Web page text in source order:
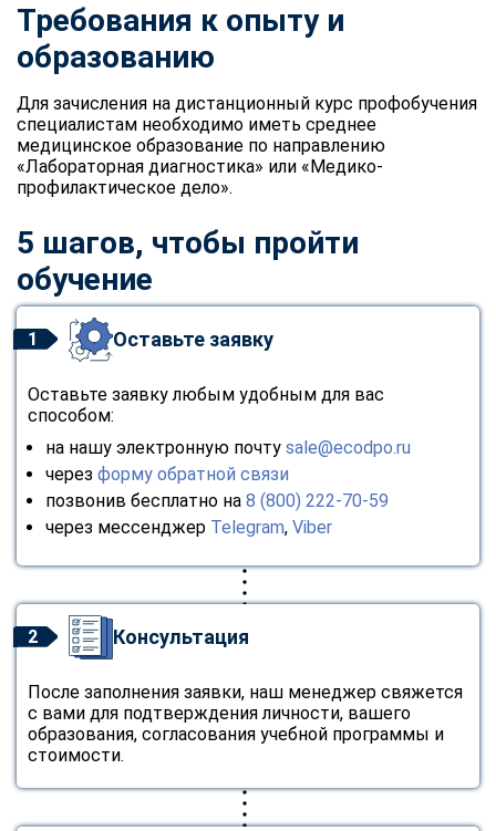
Требования к опыту и
образованию
Для зачисления на дистанционный курс профобучения
специалистам необходимо иметь среднее
медицинское образование по направлению
«Лабораторная диагностика» или «Медико-
профилактическое дело».
5 шагов, чтобы пройти
обучение
1 Оставьте заявку
Оставьте заявку любым удобным для вас
способом:
на нашу электронную почту sale@ecodpo.ru
через форму обратной связи
позвонив бесплатно на 8 (800) 222-70-59
через мессенджер Telegram, Viber
2 Консультация
После заполнения заявки, наш менеджер свяжется
с вами для подтверждения личности, вашего
образования, согласования учебной программы и
стоимости.